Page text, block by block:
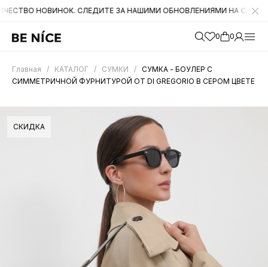
СЛЕДИТЕ ЗА НАШИМИ ОБНОВЛЕНИЯМИ НА САЙТЕ. А
0 0
Главная / КАТАЛОГ / СУМКИ / СУМКА - БОУЛЕР С
СИММЕТРИЧНОЙ ФУРНИТУРОЙ ОТ DI GREGORIO В СЕРОМ ЦВЕТЕ
СКИДКА